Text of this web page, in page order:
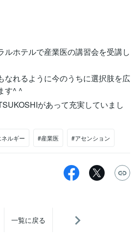
ルホテルで産業医の講習会を受講し
なれるように今のうちに選択肢を広
す^ ^
があって充実していまし
ルギー #産業医 #アセンション
一覧に戻る